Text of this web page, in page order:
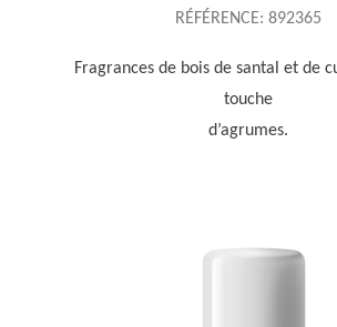
RÉFÉRENCE: 892365
Fragrances de bois de santal et de
touche
d’agrumes.